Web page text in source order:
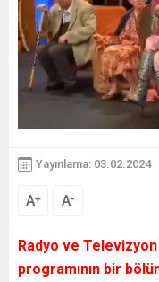
Yayınlama: 03.02.2024
A+ A-
Radyo ve
programının bir